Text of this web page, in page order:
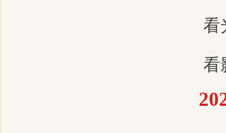
看
看